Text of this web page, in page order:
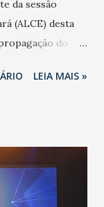
da sessão
(ALCE) desta
do
da
uma
anos, com
LEIA MAIS »